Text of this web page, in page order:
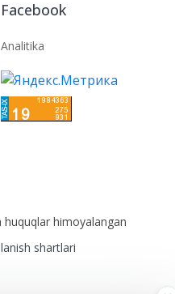
Telegram
Facebook
Analitika